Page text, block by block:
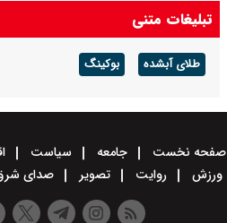
تبلیغات متنی
طلای آبشده بوکینگ
صفحه نخست جامعه سیاست
ورزش
روایت تصویر صدای